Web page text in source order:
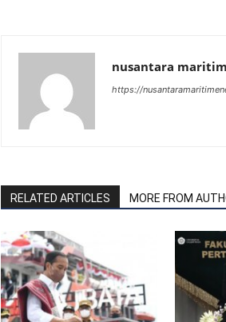
nusantara
https://
RELATED ARTICLES MORE FROM